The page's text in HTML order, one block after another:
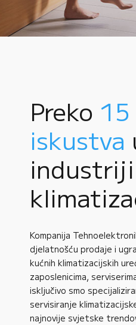
Preko
iskustva
industriji
Kompanija
djelatnošću prodaje i
kućnih klimatizacijskih
zaposlenicima,
isključivo smo
servisiranje
najnovije svjetske